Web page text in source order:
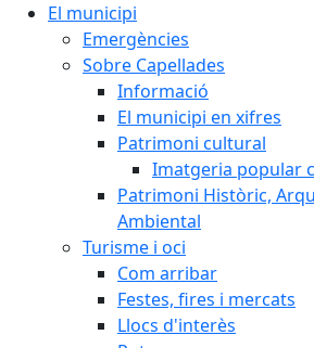
El municipi
Emergències
Sobre Capellades
Informació
El municipi en xifres
Patrimoni cultural
Imatgeria popular
Patrimoni Històric,
Ambiental
Turisme i oci
Com arribar
Festes, fires i mercats
Llocs d'interès